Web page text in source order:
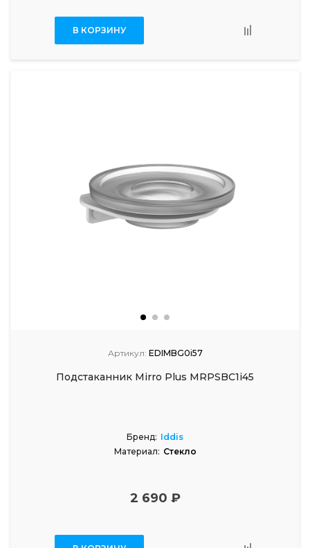
В КОРЗИНУ
Артикул: EDIMBG0i57
Подстаканник Mirro Plus MRPSBC1i45
Бренд: Iddis
Материал: Стекло
2 690 ₽